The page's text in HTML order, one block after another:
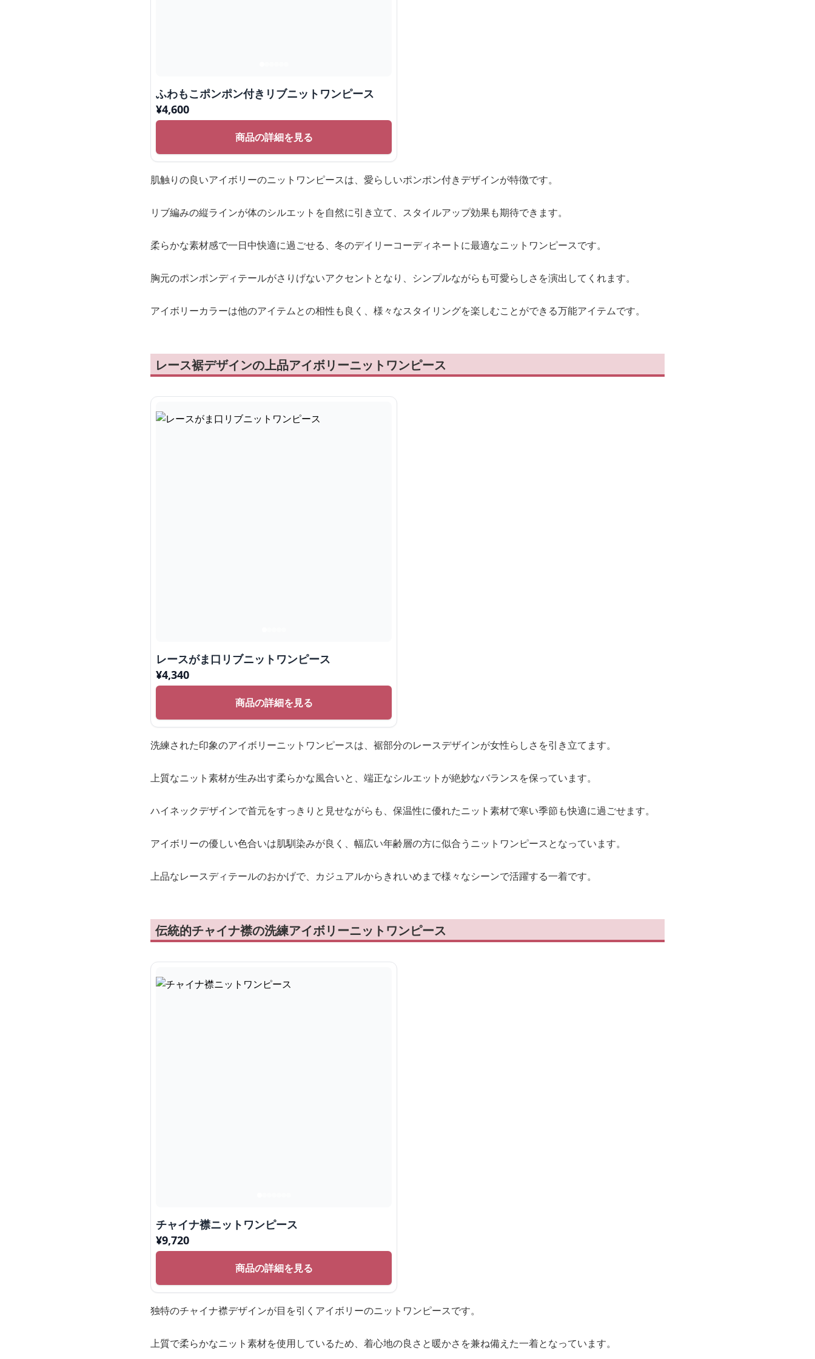
ふわもこポンポン付きリブニットワンピース
¥4,600
商品の詳細を見る
肌触りの良いアイボリーのニットワンピースは、愛らしいポンポン付きデザインが特徴です。
リブ編みの縦ラインが体のシルエットを自然に引き立て、スタイルアップ効果も期待できます。
柔らかな素材感で一日中快適に過ごせる、冬のデイリーコーディネートに最適なニットワンピースです。
胸元のポンポンディテールがさりげないアクセントとなり、シンプルながらも可愛らしさを演出してくれます。
アイボリーカラーは他のアイテムとの相性も良く、様々なスタイリングを楽しむことができる万能アイテムです。
レース裾デザインの上品アイボリーニットワンピース
レースがま口リブニットワンピース
¥4,340
商品の詳細を見る
洗練された印象のアイボリーニットワンピースは、裾部分のレースデザインが女性らしさを引き立てます。
上質なニット素材が生み出す柔らかな風合いと、端正なシルエットが絶妙なバランスを保っています。
ハイネックデザインで首元をすっきりと見せながらも、保温性に優れたニット素材で寒い季節も快適に過ごせます。
アイボリーの優しい色合いは肌馴染みが良く、幅広い年齢層の方に似合うニットワンピースとなっています。
上品なレースディテールのおかげで、カジュアルからきれいめまで様々なシーンで活躍する一着です。
伝統的チャイナ襟の洗練アイボリーニットワンピース
チャイナ襟ニットワンピース
¥9,720
商品の詳細を見る
独特のチャイナ襟デザインが目を引くアイボリーのニットワンピースです。
上質で柔らかなニット素材を使用しているため、着心地の良さと暖かさを兼ね備えた一着となっています。